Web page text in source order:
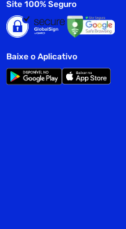
Site 100% Seguro
Baixe o Aplicativo